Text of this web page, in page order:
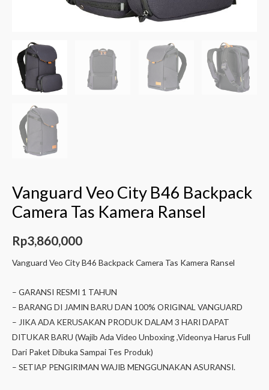
Vanguard Veo City B46 Backpack
Camera Tas Kamera Ransel
Rp3,860,000
Vanguard Veo City B46 Backpack Camera Tas Kamera Ransel
– GARANSI RESMI 1 TAHUN
– BARANG DI JAMIN BARU DAN 100% ORIGINAL VANGUARD
– JIKA ADA KERUSAKAN PRODUK DALAM 3 HARI DAPAT
DITUKAR BARU (Wajib Ada Video Unboxing ,Videonya Harus Full
Dari Paket Dibuka Sampai Tes Produk)
– SETIAP PENGIRIMAN WAJIB MENGGUNAKAN ASURANSI.